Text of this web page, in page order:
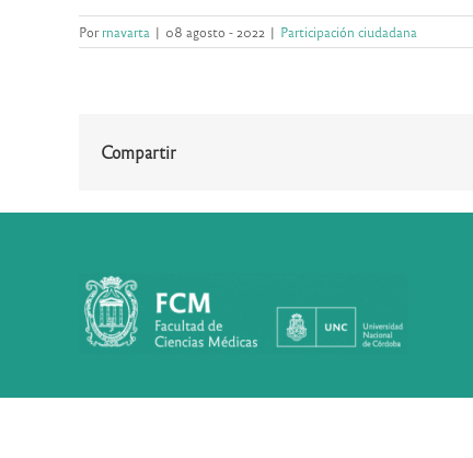
Porrnavarta | 08 agosto - 2022 | Participación ciudadana
Compartir